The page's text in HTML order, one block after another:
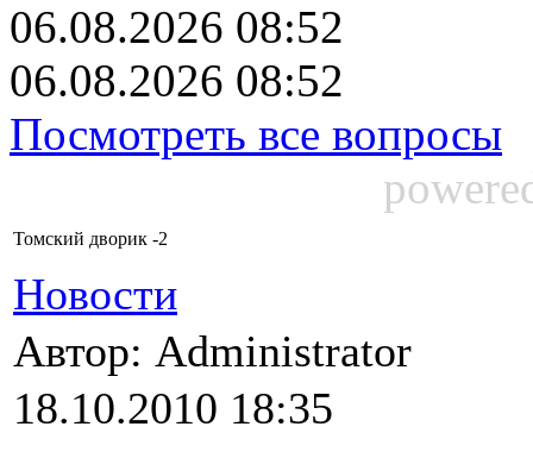
06.08.2026 08:52
06.08.2026 08:52
Посмотреть все вопросы
Томский дворик -2
Новости
Автор: Administrator
18.10.2010 18:35